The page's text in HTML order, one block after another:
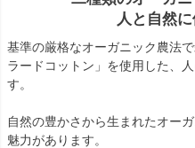
人と自然
基準の厳格なオーガニック農法
ラードコットン」を使用した、
す。
自然の豊かさから生まれたオー
魅力があります。